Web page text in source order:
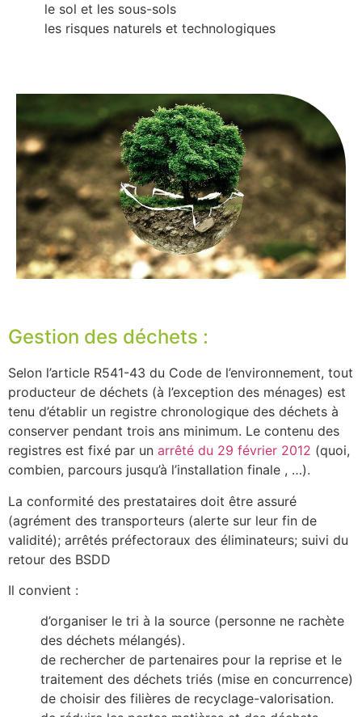
le sol et les sous-sols
les risques naturels et technologiques
Gestion des déchets :
Selon l’article R541-43 du Code de l’environnement, tout
producteur de déchets (à l’exception des ménages) est
tenu d’établir un registre chronologique des déchets à
conserver pendant trois ans minimum. Le contenu des
registres est fixé par un arrêté du 29 février 2012 (quoi,
combien, parcours jusqu’à l’installation finale , …).
La conformité des prestataires doit être assuré
(agrément des transporteurs (alerte sur leur fin de
validité); arrêtés préfectoraux des éliminateurs; suivi du
retour des BSDD
Il convient :
d’organiser le tri à la source (personne ne rachète
des déchets mélangés).
de rechercher de partenaires pour la reprise et le
traitement des déchets triés (mise en concurrence)
de choisir des filières de recyclage-valorisation.